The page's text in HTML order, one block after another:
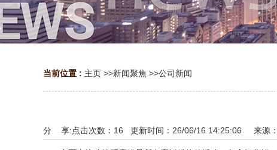
当前位置 : 主页 >>新闻聚焦 >>公司新闻
点击次数： 16 更新时间：26/06/16 14:25:06 来源：
分 享: